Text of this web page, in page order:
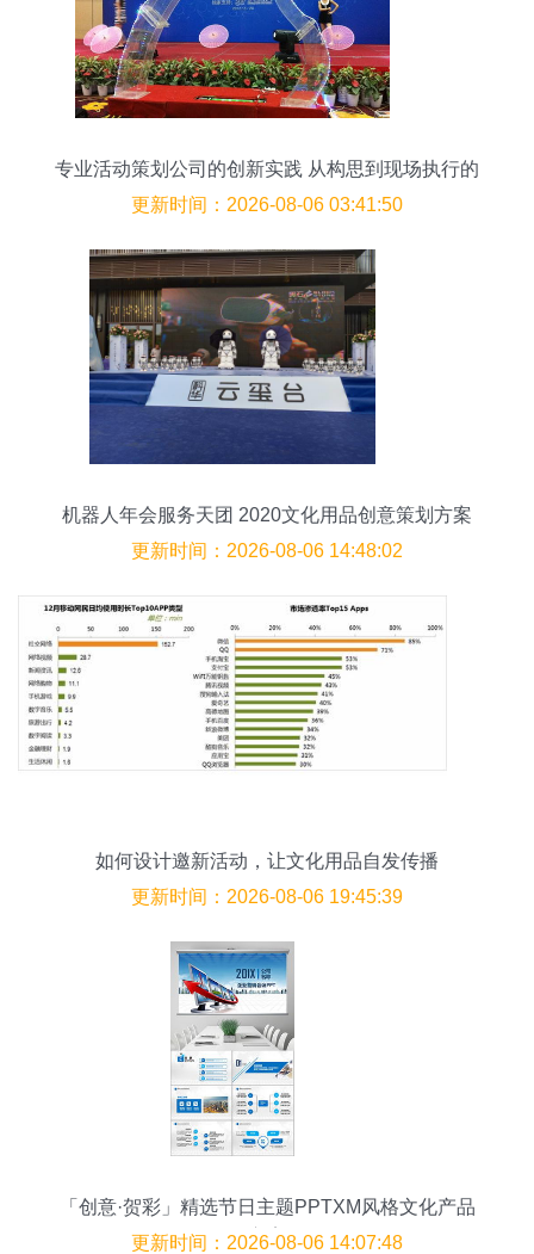
专业活动策划公司的创新实践 从构思到现场执行的
全面服务
更新时间：2026-08-06 03:41:50
机器人年会服务天团 2020文化用品创意策划方案
更新时间：2026-08-06 14:48:02
如何设计邀新活动，让文化用品自发传播
更新时间：2026-08-06 19:45:39
「创意·贺彩」精选节日主题PPTXM风格文化产品
方案
更新时间：2026-08-06 14:07:48